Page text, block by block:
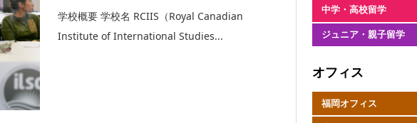
学校概要 学校名 RCIIS（Royal Canadian
Institute of International Studies...
中学・高校留学
ジュニア・親子留学
オフィス
福岡オフィス